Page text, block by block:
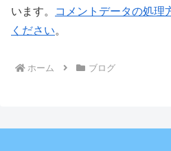
います。
コメントデータの処理
ください。
ホーム ブログ